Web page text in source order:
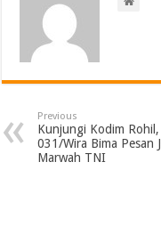
Previous
Kunjungi Kodim
031/Wira Bima Pesan
Marwah TNI